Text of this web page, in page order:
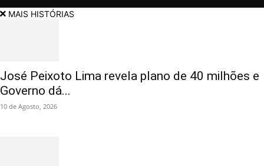
MAIS HISTÓRIAS
José Peixoto Lima revela plano de 40 milhões e
Governo dá...
10 de Agosto, 2026